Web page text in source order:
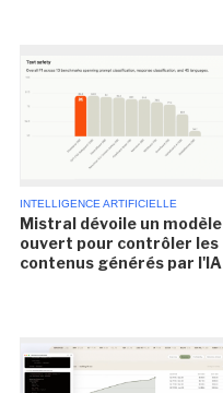
INTELLIGENCE ARTIFICIELLE
Mistral dévoile un modèle
ouvert pour contrôler les
contenus générés par l'IA